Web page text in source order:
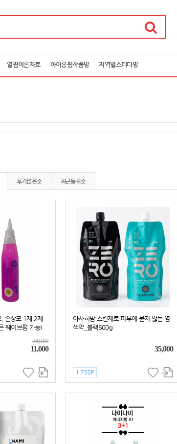
열펌이론자료 아이롱펌작품방 지역별스터디방
후기많은순 최근등록순
손상모 1제,2제
웨이브펌 가능)
24,000
11,000
아사히팜 스킨제로 피부에 묻지 않는 염
색약_블랙500g
35,000
1,750P